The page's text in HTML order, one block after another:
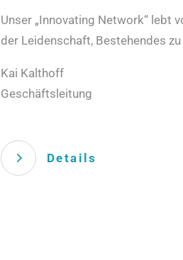
Unser „Innovating Network“ lebt
der Leidenschaft, Bestehendes
Kai Kalthoff
Geschäftsleitung
Details